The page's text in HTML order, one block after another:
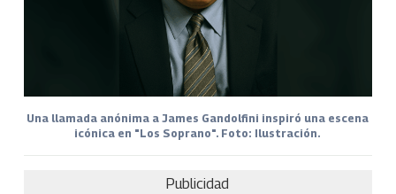
Una llamada anónima a James Gandolfini inspiró una escena
icónica en "Los Soprano". Foto: Ilustración.
Publicidad